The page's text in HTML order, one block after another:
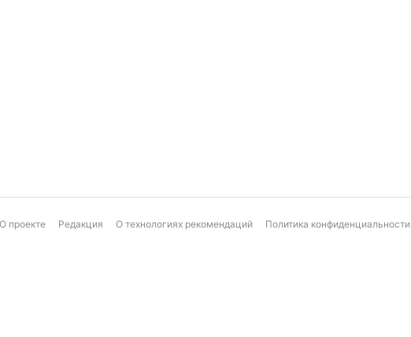
О проекте Редакция О технологиях рекомендаций Политика конфиденциальности